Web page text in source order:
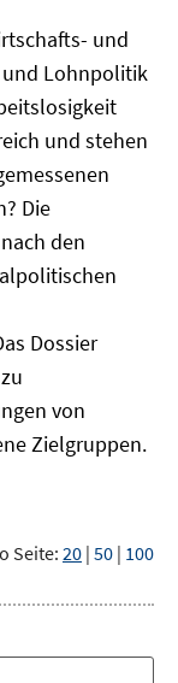
und
Lohnpolitik
und stehen
Die
den
Dossier
von
Zielgruppen.
Seite:20 | 50 | 100